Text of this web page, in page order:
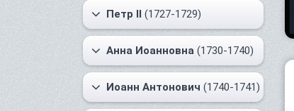
Петр II (1727-1729)
Анна Иоанновна (1730-1740)
Иоанн Антонович (1740-1741)